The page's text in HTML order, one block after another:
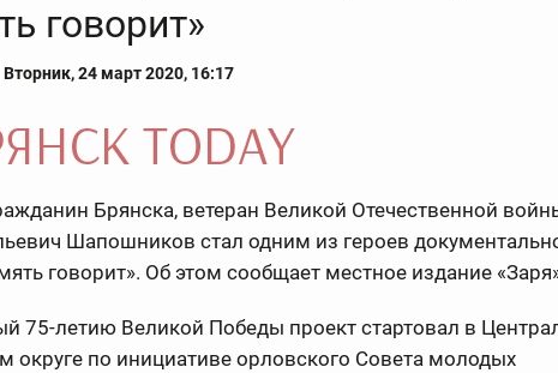
говорит»
Вторник, 24 март 2020, 16:17
Брянска, ветеран Великой Отечественной
Шапошников стал одним из героев
говорит». Об этом сообщает местное издание
75-летию Великой Победы проект стартовал в
округе по инициативе орловского Совета молодых